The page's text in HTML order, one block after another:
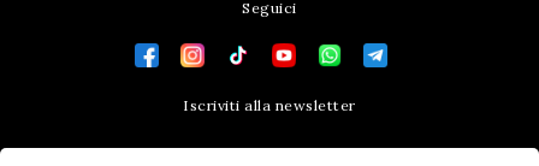
Seguici
Iscriviti alla newsletter
Contatti